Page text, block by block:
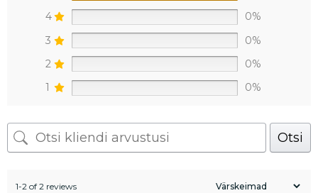
4
0%
3
0%
2
0%
1
0%
Otsi
1-2 of 2 reviews